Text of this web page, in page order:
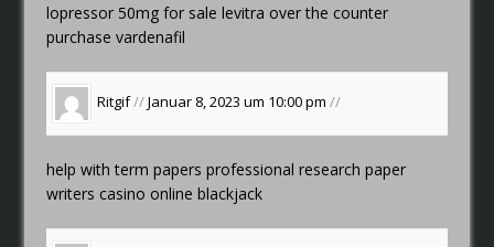
lopressor 50mg for salelevitra over the counter
purchase vardenafil
Ritgif//Januar 8, 2023 um 10:00 pm//
help with term papersprofessional research paper
writers casino online blackjack